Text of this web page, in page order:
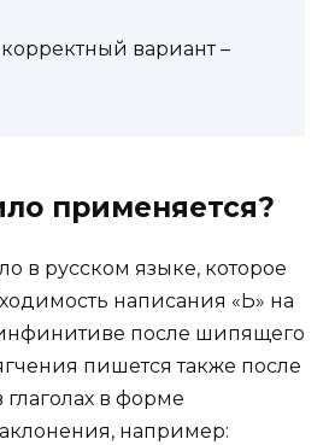
вариант –
применяется?
в русском языке, которое
написания «Ь» на
после шипящего
пишется также после
в форме
например: